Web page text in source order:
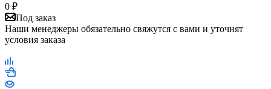
0 ₽
Под заказ
Наши менеджеры обязательно свяжутся с вами и уточнят
условия заказа